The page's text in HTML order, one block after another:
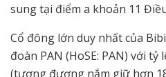
sung tại điểm a khoản 11
Cổ đông lớn duy nhất của
đoàn PAN (HoSE: PAN) với tỷ
(tương đương nắm giữ hơn